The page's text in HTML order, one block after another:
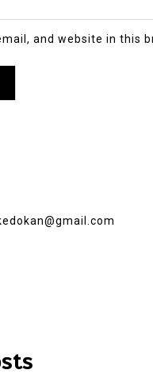
and website in this